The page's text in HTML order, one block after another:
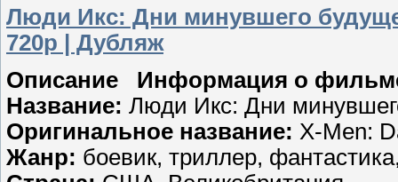
Люди Икс: Дни минувшего
720p | Дубляж
Описание Информация о
Название: Люди Икс: Дни
Оригинальное название: X-Men:
Жанр: боевик, триллер,